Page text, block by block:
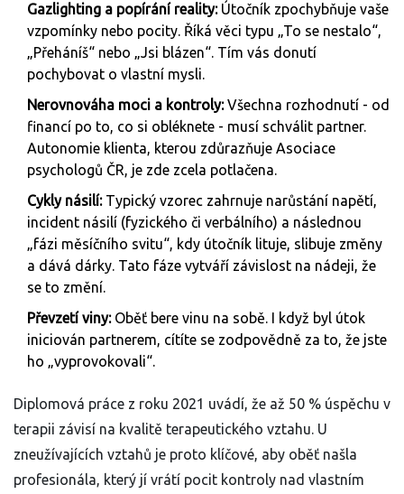
Gazlighting a popírání reality:Útočník zpochybňuje vaše
vzpomínky nebo pocity. Říká věci typu „To se nestalo“,
„Přeháníš“ nebo „Jsi blázen“. Tím vás donutí
pochybovat o vlastní mysli.
Nerovnováha moci a kontroly:Všechna rozhodnutí - od
financí po to, co si obléknete - musí schválit partner.
Autonomie klienta, kterou zdůrazňuje Asociace
psychologů ČR, je zde zcela potlačena.
Cykly násilí:Typický vzorec zahrnuje narůstání napětí,
incident násilí (fyzického či verbálního) a následnou
„fázi měsíčního svitu“, kdy útočník lituje, slibuje změny
a dává dárky. Tato fáze vytváří závislost na nádeji, že
se to změní.
Převzetí viny:Oběť bere vinu na sobě. I když byl útok
iniciován partnerem, cítíte se zodpovědně za to, že jste
ho „vyprovokovali“.
Diplomová práce z roku 2021 uvádí, že až 50 % úspěchu v
terapii závisí na kvalitě terapeutického vztahu. U
zneužívajících vztahů je proto klíčové, aby oběť našla
profesionála, který jí vrátí pocit kontroly nad vlastním